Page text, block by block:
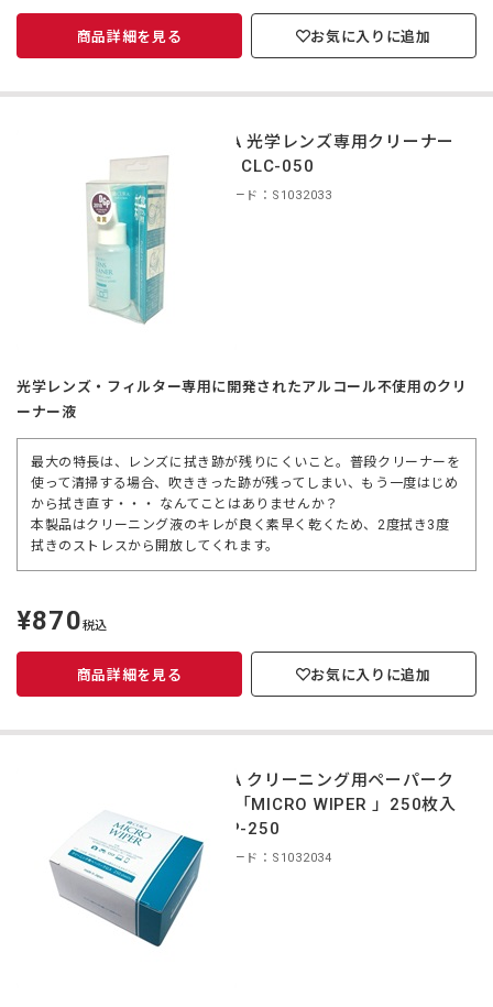
商品詳細を見る お気に入りに追加
CURA 光学レンズ専用クリーナー
50ml CLC-050
商品コード：S1032033
光学レンズ・フィルター専用に開発されたアルコール不使用のクリ
ーナー液
最大の特長は、レンズに拭き跡が残りにくいこと。普段クリーナーを
使って清掃する場合、吹ききった跡が残ってしまい、もう一度はじめ
から拭き直す・・・ なんてことはありませんか？
本製品はクリーニング液のキレが良く素早く乾くため、2度拭き3度
拭きのストレスから開放してくれます。
定
価
¥870税込
商品詳細を見る お気に入りに追加
CURA クリーニング用ペーパーク
ロス 「MICRO WIPER 」250枚入
り CP-250
商品コード：S1032034